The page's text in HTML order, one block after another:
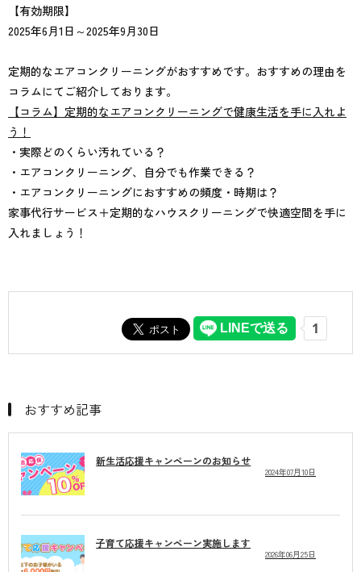
【有効期限】
2025年6月1日～2025年9月30日
定期的なエアコンクリーニングがおすすめです。おすすめの理由を
コラムにてご紹介しております。
【コラム】定期的なエアコンクリーニングで健康生活を手に入れよ
う！
・実際どのくらい汚れている？
・エアコンクリーニング、自分でも作業できる？
・エアコンクリーニングにおすすめの頻度・時期は？
家事代行サービス＋定期的なハウスクリーニングで快適空間を手に
入れましょう！
おすすめ記事
新生活応援キャンペーンのお知らせ
2024年07月10日
子育て応援キャンペーン実施します
2026年06月25日